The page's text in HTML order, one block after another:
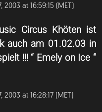
at 16:59:15 (MET)
Circus Khöten ist
auch am 01.02.03 in
!!! “ Emely on Ice “
at 16:28:17 (MET)